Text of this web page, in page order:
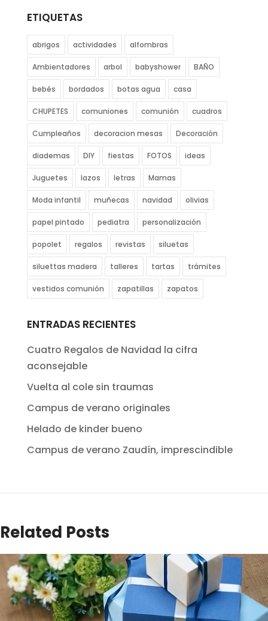
ETIQUETAS
abrigos actividades alfombras
Ambientadores arbol babyshower BAÑO
bebés bordados botas agua casa
CHUPETES comuniones comunión cuadros
Cumpleaños decoracion mesas Decoración
diademas DIY fiestas FOTOS ideas
Juguetes lazos letras Mamas
Moda infantil muñecas navidad olivias
papel pintado pediatra personalización
popolet regalos revistas siluetas
siluettas madera talleres tartas trámites
vestidos comunión zapatillas zapatos
ENTRADAS RECIENTES
Cuatro Regalos de Navidad la cifra
aconsejable
Vuelta al cole sin traumas
Campus de verano originales
Helado de kinder bueno
Campus de verano Zaudín, imprescindible
Related Posts